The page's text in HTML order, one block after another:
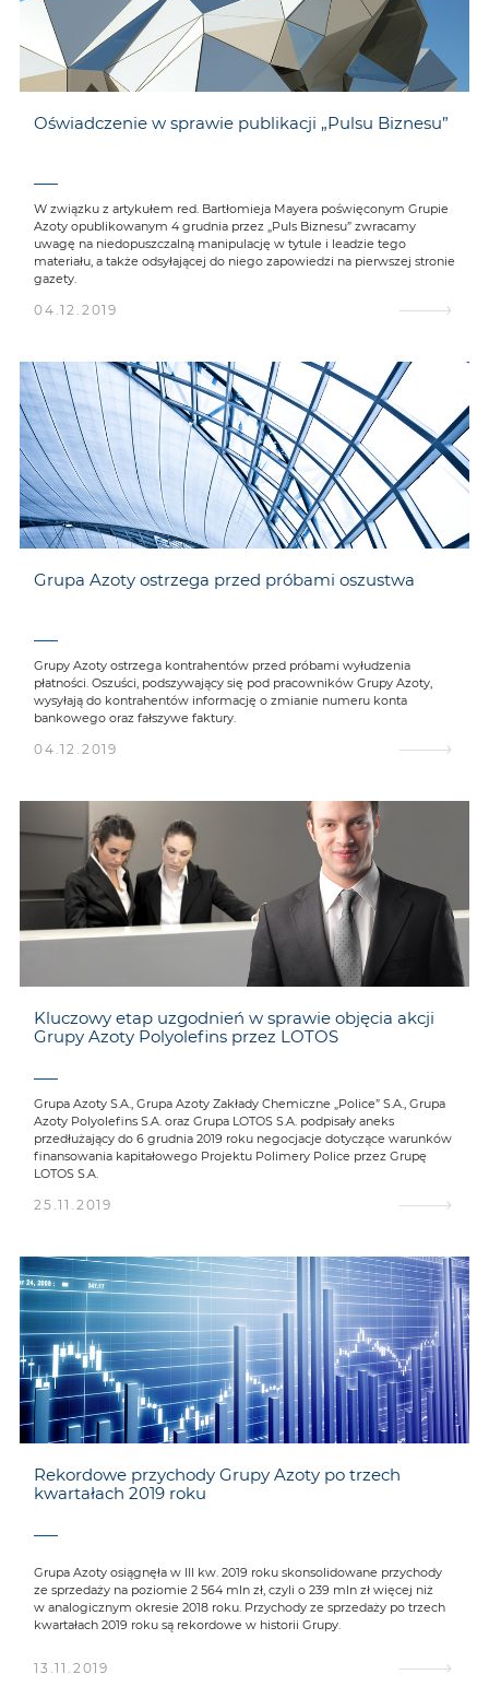
Oświadczenie w sprawie publikacji „Pulsu Biznesu”
W związku z artykułem red. Bartłomieja Mayera poświęconym Grupie
Azoty opublikowanym 4 grudnia przez „Puls Biznesu” zwracamy
uwagę na niedopuszczalną manipulację w tytule i leadzie tego
materiału, a także odsyłającej do niego zapowiedzi na pierwszej stronie
gazety.
04.12.2019
Grupa Azoty ostrzega przed próbami oszustwa
Grupy Azoty ostrzega kontrahentów przed próbami wyłudzenia
płatności. Oszuści, podszywający się pod pracowników Grupy Azoty,
wysyłają do kontrahentów informację o zmianie numeru konta
bankowego oraz fałszywe faktury.
04.12.2019
Kluczowy etap uzgodnień w sprawie objęcia akcji
Grupy Azoty Polyolefins przez LOTOS
Grupa Azoty S.A., Grupa Azoty Zakłady Chemiczne „Police” S.A., Grupa
Azoty Polyolefins S.A. oraz Grupa LOTOS S.A. podpisały aneks
przedłużający do 6 grudnia 2019 roku negocjacje dotyczące warunków
finansowania kapitałowego Projektu Polimery Police przez Grupę
LOTOS S.A.
25.11.2019
Rekordowe przychody Grupy Azoty po trzech
kwartałach 2019 roku
Grupa Azoty osiągnęła w III kw. 2019 roku skonsolidowane przychody
ze sprzedaży na poziomie 2 564 mln zł, czyli o 239 mln zł więcej niż
w analogicznym okresie 2018 roku. Przychody ze sprzedaży po trzech
kwartałach 2019 roku są rekordowe w historii Grupy.
13.11.2019